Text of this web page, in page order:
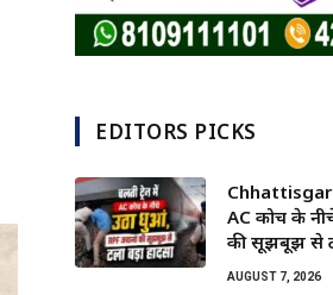
EDITORS PICKS
AC कोच के
की सूझबूझ से
AUGUST 7, 2026